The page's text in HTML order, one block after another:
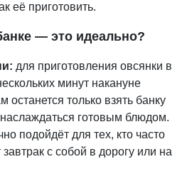
её приготовить.
— это идеально?
для приготовления овсянки в
минут накануне
останется только взять банку
готовым блюдом.
подойдёт для тех, кто часто
с собой в дорогу или на